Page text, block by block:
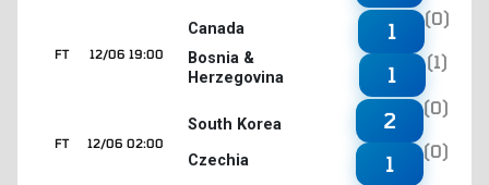
12/06 19:00
FT
Canada
Bosnia &
Herzegovina
1
(0)
1
(1)
12/06 02:00
FT
South Korea
Czechia
2
(0)
1
(0)